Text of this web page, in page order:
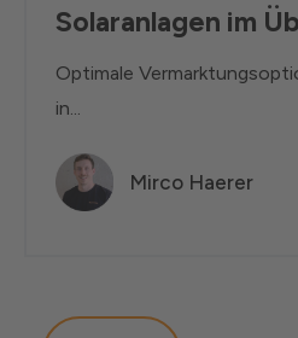
Solaranlagen im
Optimale
in...
Mirco Haerer